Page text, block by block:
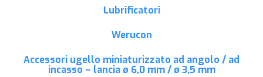
Lubrificatori
Werucon
Accessori ugello miniaturizzato ad angolo / ad
incasso – lancia ø 6,0 mm / ø 3,5 mm